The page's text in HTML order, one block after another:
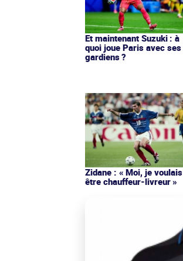
Et maintenant Suzuki : à
quoi joue Paris avec ses
gardiens ?
Zidane : « Moi, je voulais
être chauffeur-livreur »